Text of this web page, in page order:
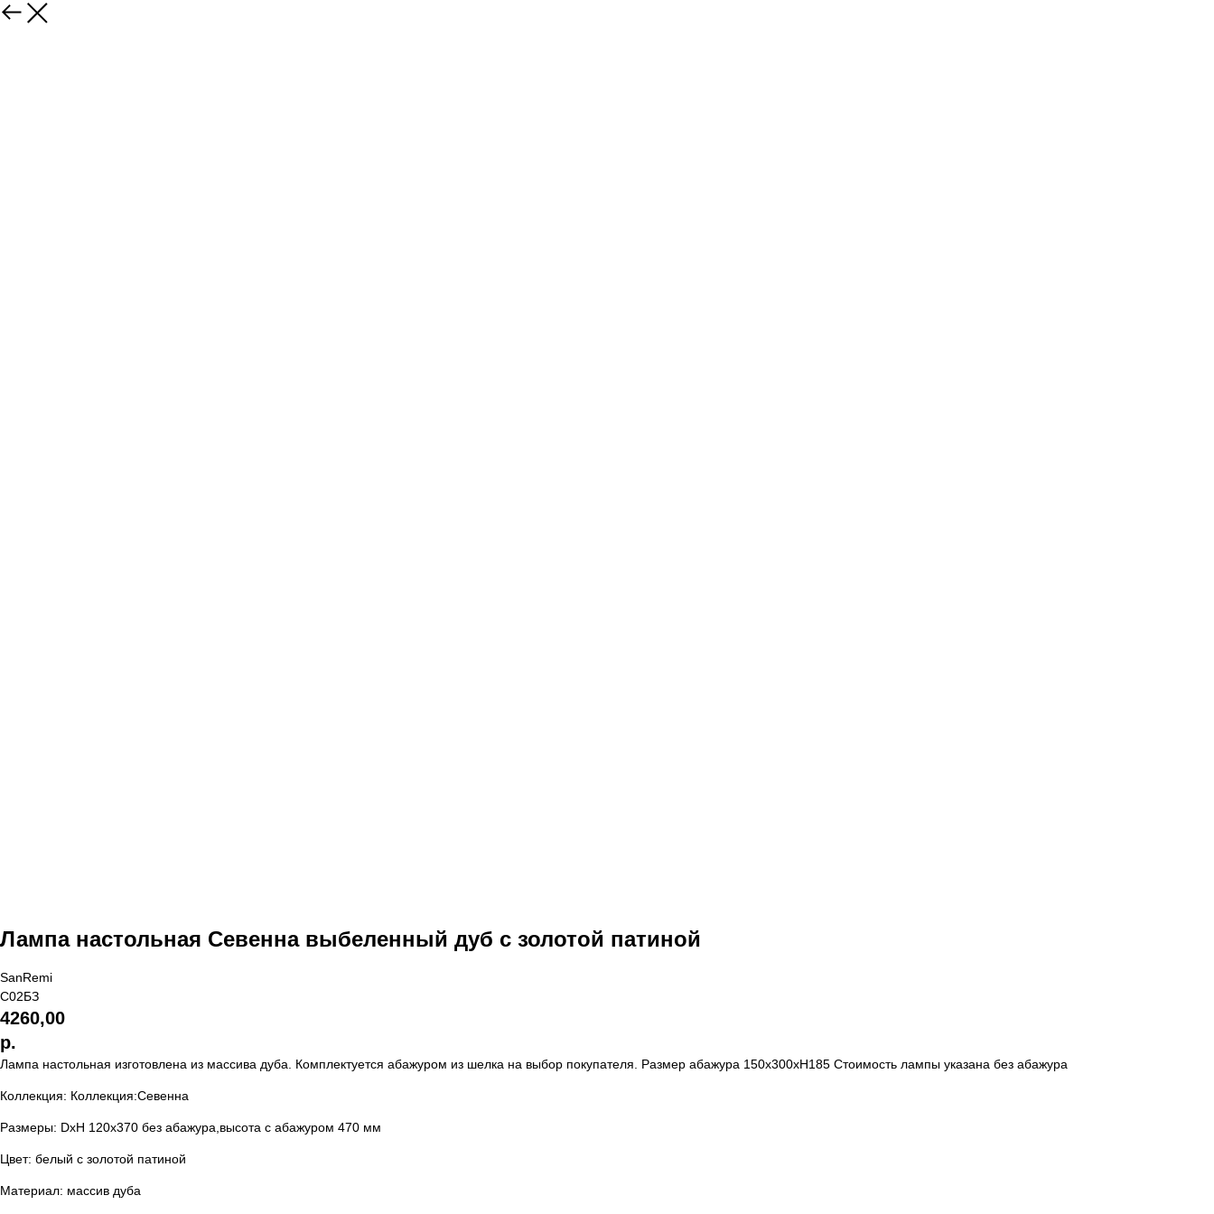
Лампа настольная Севенна выбеленный дуб с золотой патиной
SanRemi
С02БЗ
4260,00
р.
Лампа настольная изготовлена из массива дуба. Комплектуется абажуром из шелка на выбор покупателя. Размер абажура 150х300хН185 Стоимость лампы указана без абажура
Коллекция: Коллекция:Севенна
Размеры: DхH 120х370 без абажура,высота с абажуром 470 мм
Цвет: белый с золотой патиной
Материал: массив дуба